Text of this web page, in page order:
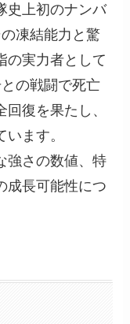
史上初のナンバ
凍結能力と驚
の実力者として
の戦闘で死亡
復を果たし、
ます。
強さの数値、特
成長可能性につ